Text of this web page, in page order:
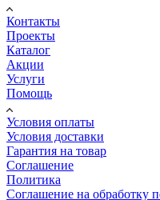
Контакты
Проекты
Каталог
Акции
Услуги
Помощь
Условия оплаты
Условия доставки
Гарантия на товар
Соглашение
Политика
Соглашение на обработку